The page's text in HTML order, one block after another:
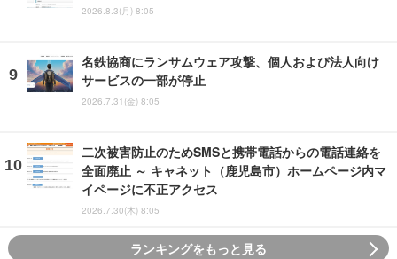
2026.8.3(月) 8:05
名鉄協商にランサムウェア攻撃、個人および法人向け
サービスの一部が停止
2026.7.31(金) 8:05
二次被害防止のためSMSと携帯電話からの電話連絡を
全面廃止 ～ キャネット（鹿児島市）ホームページ内マ
イページに不正アクセス
2026.7.30(木) 8:05
ランキングをもっと見る